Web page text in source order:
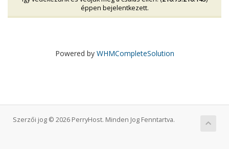
éppen bejelentkezett.
Powered by WHMCompleteSolution
Szerzői jog © 2026 PerryHost. Minden Jog Fenntartva.